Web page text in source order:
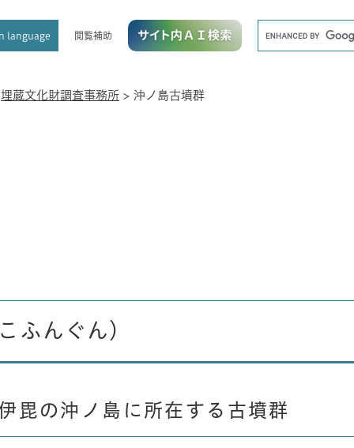
language 閲覧補助
埋蔵文化財調査事務所 > 沖ノ島古墳群
ふんぐん）
毘の沖ノ島に所在する古墳群